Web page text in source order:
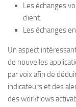
Les échanges
client.
Les échanges
Un aspect
de nouvelles
par voix afin de
indicateurs et des
des workflows